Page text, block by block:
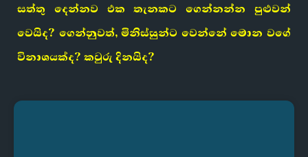
සත්තු දෙන්නව එක තැනකට ගෙන්නන්න පුළුවන්
වෙයිද? ගෙන්නුවත්, මිනිස්සුන්ට වෙන්නේ මොන වගේ
විනාශයක්ද? කවුරු දිනයිද?